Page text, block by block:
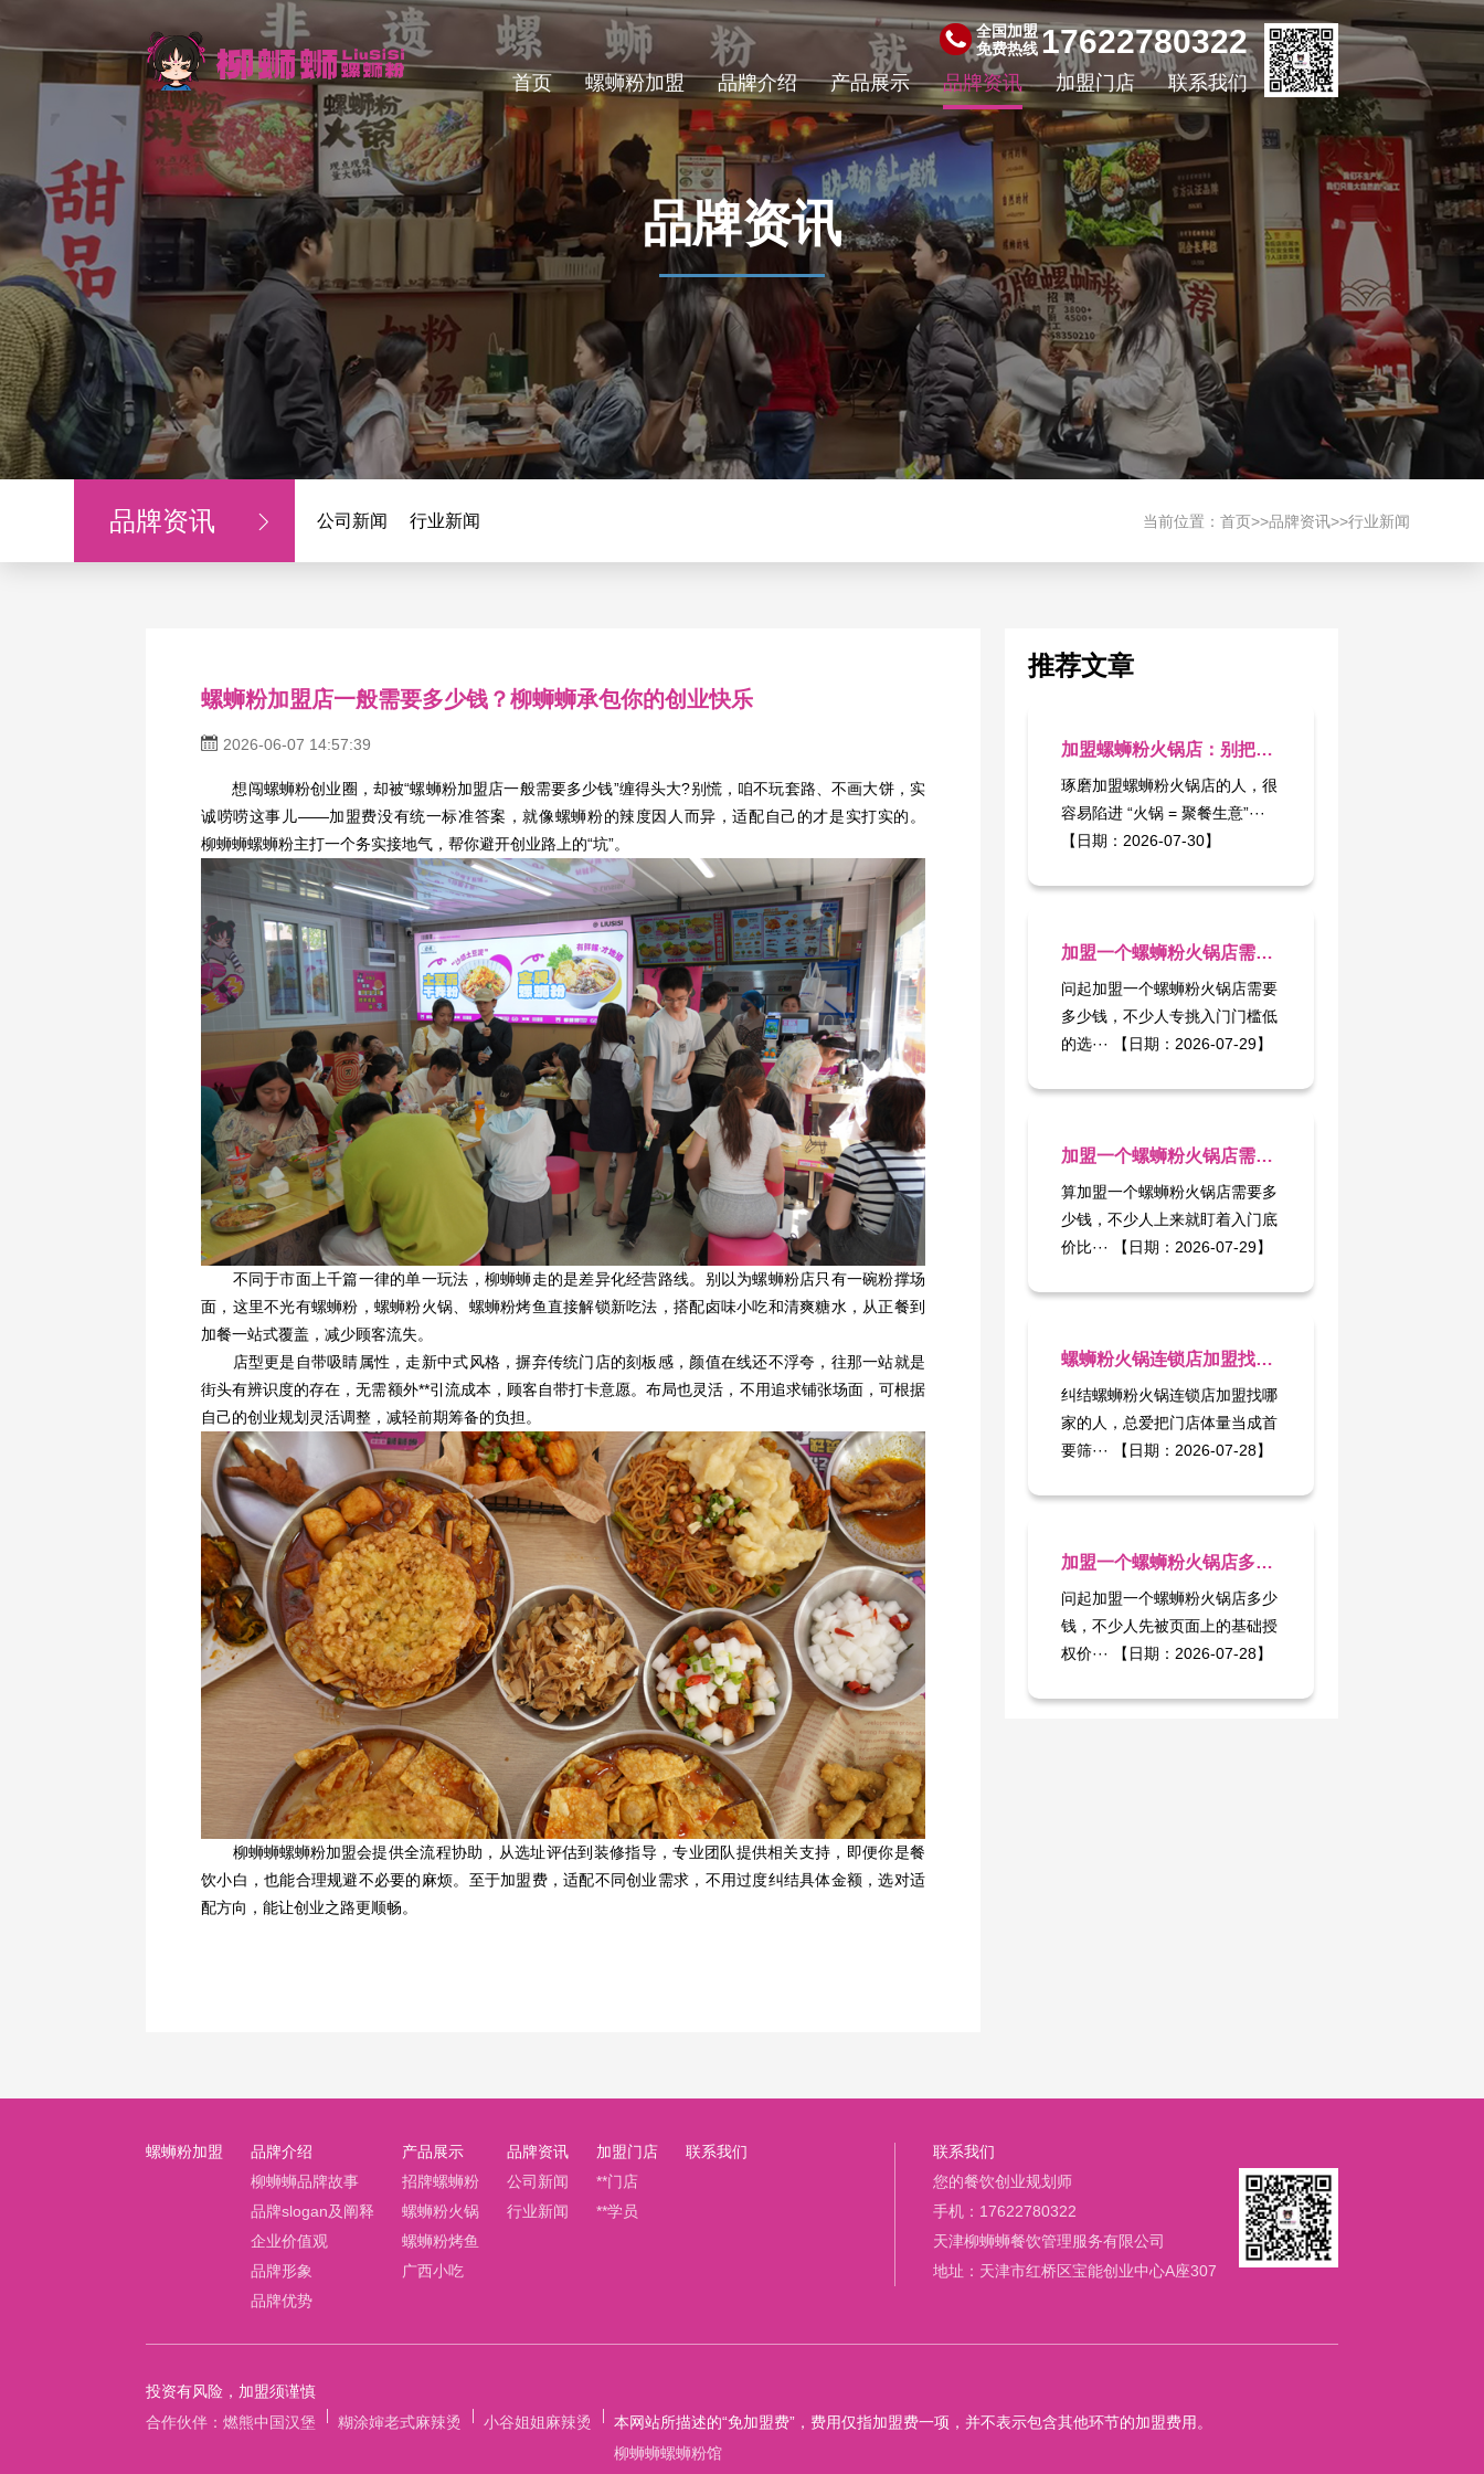
全国加盟
免费热线17622780322
首页 螺蛳粉加盟 品牌介绍 产品展示 品牌资讯 加盟门店 联系我们
品牌资讯
品牌资讯 公司新闻 行业新闻 当前位置： 首页>>品牌资讯>>行业新闻
螺蛳粉加盟店一般需要多少钱？柳蛳蛳承包你的创业快乐
2026-06-07 14:57:39
想闯螺蛳粉创业圈，却被“螺蛳粉加盟店一般需要多少钱”缠得头大?别慌，咱不玩套路、不画大饼，实
诚唠唠这事儿——加盟费没有统一标准答案，就像螺蛳粉的辣度因人而异，适配自己的才是实打实的。
柳蛳蛳螺蛳粉主打一个务实接地气，帮你避开创业路上的“坑”。
不同于市面上千篇一律的单一玩法，柳蛳蛳走的是差异化经营路线。别以为螺蛳粉店只有一碗粉撑场
面，这里不光有螺蛳粉，螺蛳粉火锅、螺蛳粉烤鱼直接解锁新吃法，搭配卤味小吃和清爽糖水，从正餐到
加餐一站式覆盖，减少顾客流失。
店型更是自带吸睛属性，走新中式风格，摒弃传统门店的刻板感，颜值在线还不浮夸，往那一站就是
街头有辨识度的存在，无需额外**引流成本，顾客自带打卡意愿。布局也灵活，不用追求铺张场面，可根据
自己的创业规划灵活调整，减轻前期筹备的负担。
柳蛳蛳螺蛳粉加盟会提供全流程协助，从选址评估到装修指导，专业团队提供相关支持，即便你是餐
饮小白，也能合理规避不必要的麻烦。至于加盟费，适配不同创业需求，不用过度纠结具体金额，选对适
配方向，能让创业之路更顺畅。
推荐文章
加盟螺蛳粉火锅店：别把店开成只能周末用的 “礼服款”
琢磨加盟螺蛳粉火锅店的人，很
容易陷进 “火锅 = 聚餐生意”···
【日期：2026-07-30】
加盟一个螺蛳粉火锅店需要多少钱：别被 “合约机式” 低价套牢
问起加盟一个螺蛳粉火锅店需要
多少钱，不少人专挑入门门槛低
的选··· 【日期：2026-07-29】
加盟一个螺蛳粉火锅店需要多少钱：拒绝盲盒式加价
算加盟一个螺蛳粉火锅店需要多
少钱，不少人上来就盯着入门底
价比··· 【日期：2026-07-29】
螺蛳粉火锅连锁店加盟找哪家：别把门店规模当筛选标尺
纠结螺蛳粉火锅连锁店加盟找哪
家的人，总爱把门店体量当成首
要筛··· 【日期：2026-07-28】
加盟一个螺蛳粉火锅店多少钱：别被“机身式”报价了预算
问起加盟一个螺蛳粉火锅店多少
钱，不少人先被页面上的基础授
权价··· 【日期：2026-07-28】
螺蛳粉加盟
品牌介绍
柳蛳蛳品牌故事
品牌slogan及阐释
企业价值观
品牌形象
品牌优势
产品展示
招牌螺蛳粉
螺蛳粉火锅
螺蛳粉烤鱼
广西小吃
品牌资讯
公司新闻
行业新闻
加盟门店
**门店
**学员
联系我们
联系我们
您的餐饮创业规划师
手机：17622780322
天津柳蛳蛳餐饮管理服务有限公司
地址：天津市红桥区宝能创业中心A座307
投资有风险，加盟须谨慎
本网站所描述的“免加盟费”，费用仅指加盟费一项，并不表示包含其他环节的加盟费用。
合作伙伴： 燃熊中国汉堡 糊涂婶老式麻辣烫
小谷姐姐麻辣烫
柳蛳蛳螺蛳粉馆